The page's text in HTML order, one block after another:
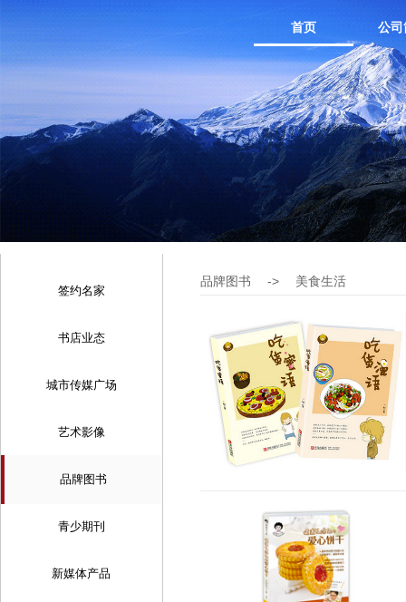
首页 公司
签约名家
书店业态
城市传媒广场
艺术影像
品牌图书
青少期刊
新媒体产品
品牌图书 -> 美食生活